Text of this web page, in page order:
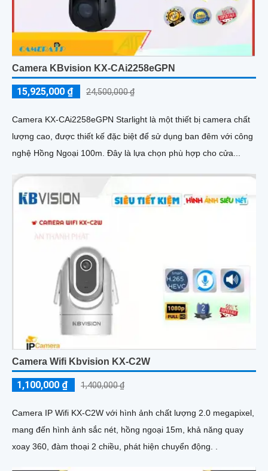
Camera KBvision KX-CAi2258eGPN
15,925,000 ₫ 24,500,000 ₫
Camera KX-CAi2258eGPN Starlight là một thiết bị camera chất
lượng cao, được thiết kế đặc biệt để sử dụng ban đêm với công
nghệ Hồng Ngoại 100m. Đây là lựa chọn phù hợp cho cửa...
Camera Wifi Kbvision KX-C2W
1,100,000 ₫ 1,400,000 ₫
Camera IP Wifi KX-C2W với hình ảnh chất lượng 2.0 megapixel,
mang đến hình ảnh sắc nét, hồng ngoại 15m, khả năng quay
xoay 360, đàm thoại 2 chiều, phát hiện chuyển động. .